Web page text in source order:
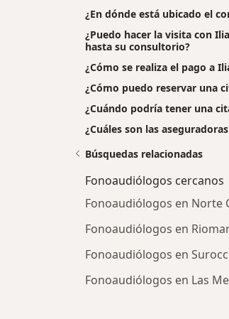
¿En dónde está ubicado el
¿Puedo hacer la visita con
hasta su consultorio?
¿Cómo se realiza el pago a
¿Cómo puedo reservar una
¿Cuándo podría tener una
¿Cuáles son las
Búsquedas relacionadas
Fonoaudiólogos cercanos
Fonoaudiólogos en Norte
Fonoaudiólogos en
Fonoaudiólogos en
Fonoaudiólogos en Las